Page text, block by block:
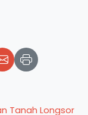
Tanah Longsor